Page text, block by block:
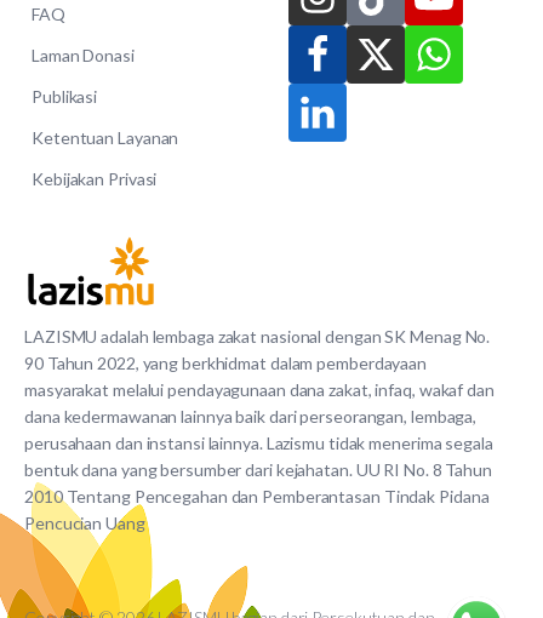
LAZISMU adalah lembaga zakat nasional dengan SK Menag No.
90 Tahun 2022, yang berkhidmat dalam pemberdayaan
masyarakat melalui pendayagunaan dana zakat, infaq, wakaf dan
dana kedermawanan lainnya baik dari perseorangan, lembaga,
perusahaan dan instansi lainnya. Lazismu tidak menerima segala
bentuk dana yang bersumber dari kejahatan. UU RI No. 8 Tahun
2010 Tentang Pencegahan dan Pemberantasan Tindak Pidana
Pencucian Uang
FAQ
Laman Donasi
Publikasi
Ketentuan Layanan
Kebijakan Privasi